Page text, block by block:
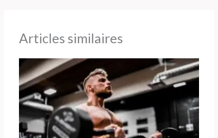
Articles similaires